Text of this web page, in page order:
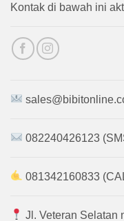
Kontak di bawah ini
082240426123
081342160833
Jl. Veteran Selatan